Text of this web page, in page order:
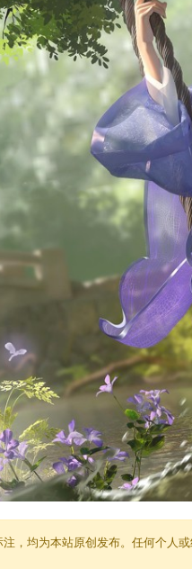
，均为本站原创发布。任何个人